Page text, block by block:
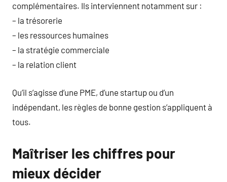
complémentaires. Ils interviennent notamment sur :
– la trésorerie
– les ressources humaines
– la stratégie commerciale
– la relation client
Qu’il s’agisse d’une PME, d’une startup ou d’un
indépendant, les règles de bonne gestion s’appliquent à
tous.
Maîtriser les chiffres pour
mieux décider